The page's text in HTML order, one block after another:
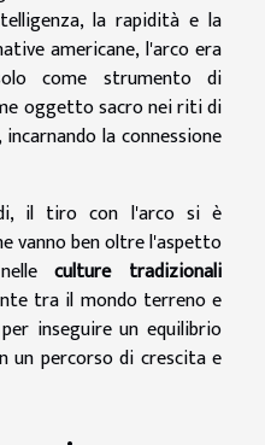
la rapidità e la
americane, l'arco era
come strumento di
oggetto sacro nei riti di
la connessione
il tiro con l'arco si è
vanno ben oltre l'aspetto
culture tradizionali
tra il mondo terreno e
inseguire un equilibrio
percorso di crescita e